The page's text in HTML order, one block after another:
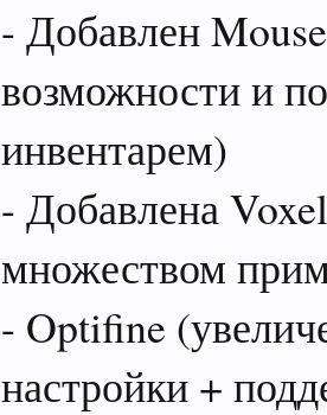
- Добавлен
возможности и
инвентарем)
- Добавлена
множеством
- Optifine
настройки +